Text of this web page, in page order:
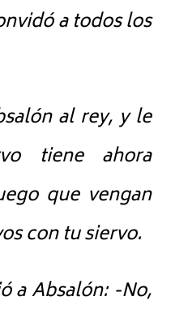
a todos los
al rey, y le
tiene ahora
que vengan
con tu siervo.
a Absalón: -No,